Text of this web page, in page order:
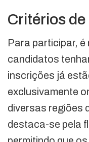
Critérios
Para participar,
candidatos
inscrições já
exclusivamente
diversas regiões
destaca-se pela